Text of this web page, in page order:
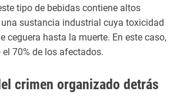
tipo de bebidas contiene altos
sustancia industrial cuya toxicidad
ceguera hasta la muerte. En este caso,
70% de los afectados.
crimen organizado detrás